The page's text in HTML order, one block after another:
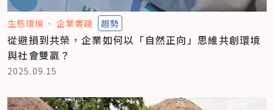
生態環境 企業實踐 趨勢
從避損到共榮，企業如何以「自然正向」思維共創環境
與社會雙贏？
2025.09.15